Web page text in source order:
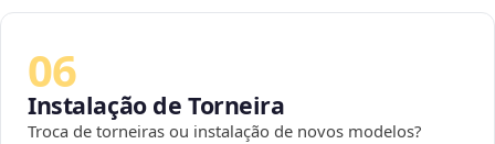
06
Instalação de Torneira
Troca de torneiras ou instalação de novos modelos?